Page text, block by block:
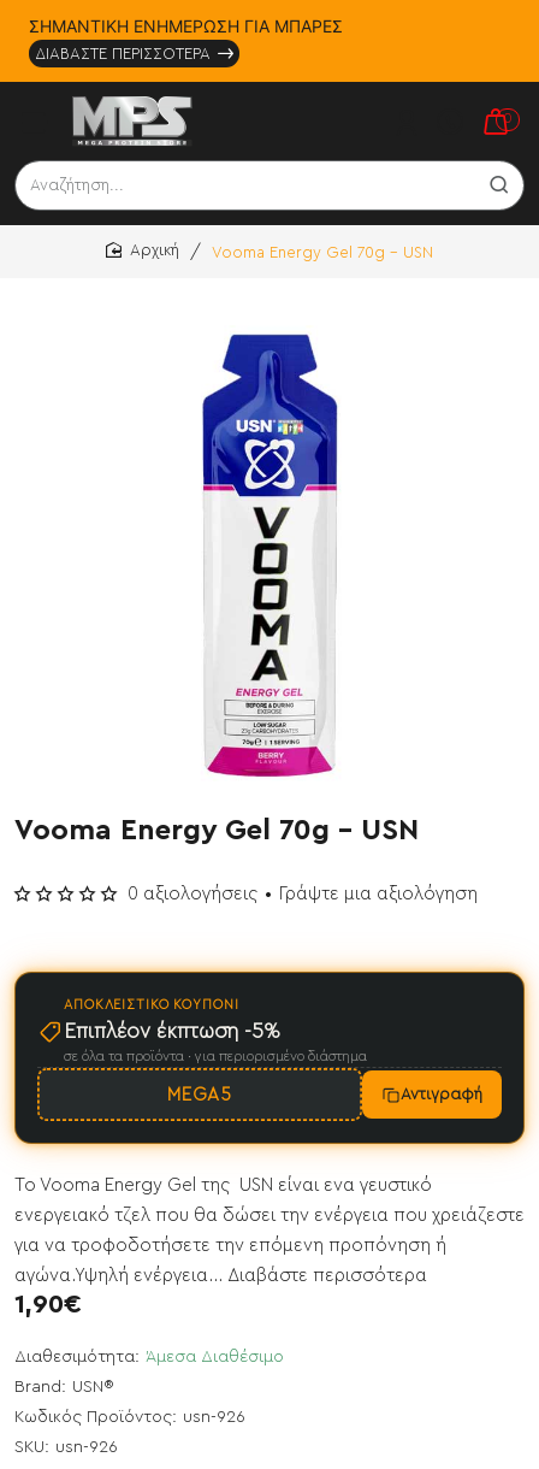
ΣΗΜΑΝΤΙΚΗ ΕΝΗΜΕΡΩΣΗ ΓΙΑ ΜΠΑΡΕΣ
ΔΙΑΒΑΣΤΕ ΠΕΡΙΣΣΟΤΕΡΑ
0
Αναζήτηση...
Vooma Energy Gel 70g - USN
Vooma Energy Gel 70g - USN
Διαθεσιμότητα: Άμεσα Διαθέσιμο
Brand: USN®
Κωδικός Προϊόντος: usn-926
SKU: usn-926
0 αξιολογήσεις • Γράψτε μια αξιολόγηση
1,90€
ΑΠΟΚΛΕΙΣΤΙΚΌ ΚΟΥΠΌΝΙ
Επιπλέον έκπτωση -5%
σε όλα τα προϊόντα · για περιορισμένο διάστημα
MEGA5 Αντιγραφή
To Vooma Energy Gel της USN είναι ενα γευστικό
ενεργειακό τζελ που θα δώσει την ενέργεια που χρειάζεστε
για να τροφοδοτήσετε την επόμενη προπόνηση ή
αγώνα.Υψηλή ενέργεια... Διαβάστε περισσότερα